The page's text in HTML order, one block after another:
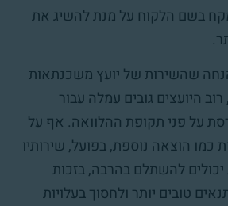
בשם הלקוח על מנת להשיג את
שהשירות של יועץ משכנתאות
היועצים גובים עמלה עבור
על פני תקופת ההלוואה. אף על
כמו הוצאה נוספת, בפועל, שירותיו
להשתלם בהרבה, בזכות
טובים יותר ולחסוך בעלויות